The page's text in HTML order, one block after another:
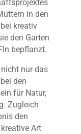
in den
kreativ
den Garten
bepflanzt.
nur das
den
für Natur,
Zugleich
den
Art